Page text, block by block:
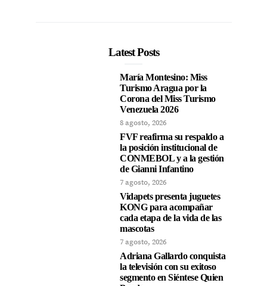
Latest Posts
María Montesino: Miss
Turismo Aragua por la
Corona del Miss Turismo
Venezuela 2026
8 agosto, 2026
FVF reafirma su respaldo a
la posición institucional de
CONMEBOL y a la gestión
de Gianni Infantino
7 agosto, 2026
Vidapets presenta juguetes
KONG para acompañar
cada etapa de la vida de las
mascotas
7 agosto, 2026
Adriana Gallardo conquista
la televisión con su exitoso
segmento en Siéntese Quien